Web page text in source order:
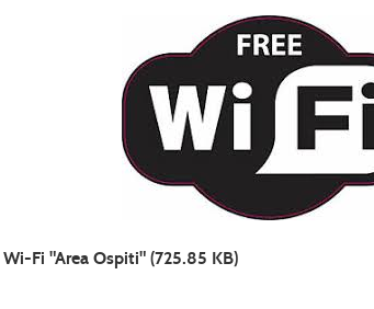
Fi "Area Ospiti" (725.85 KB)